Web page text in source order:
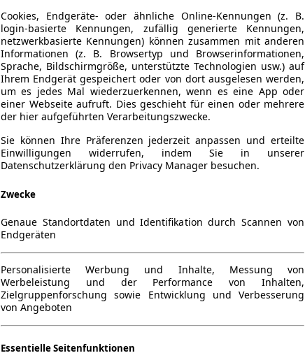
Cookies, Endgeräte- oder ähnliche Online-Kennungen (z. B.
login-basierte Kennungen, zufällig generierte Kennungen,
netzwerkbasierte Kennungen) können zusammen mit anderen
Informationen (z. B. Browsertyp und Browserinformationen,
Sprache, Bildschirmgröße, unterstützte Technologien usw.) auf
Ihrem Endgerät gespeichert oder von dort ausgelesen werden,
um es jedes Mal wiederzuerkennen, wenn es eine App oder
einer Webseite aufruft. Dies geschieht für einen oder mehrere
der hier aufgeführten Verarbeitungszwecke.
Sie können Ihre Präferenzen jederzeit anpassen und erteilte
Einwilligungen widerrufen, indem Sie in unserer
Datenschutzerklärung den Privacy Manager besuchen.
Zwecke
Genaue Standortdaten und Identifikation durch Scannen von
Endgeräten
Personalisierte Werbung und Inhalte, Messung von
Werbeleistung und der Performance von Inhalten,
Zielgruppenforschung sowie Entwicklung und Verbesserung
von Angeboten
Essentielle Seitenfunktionen